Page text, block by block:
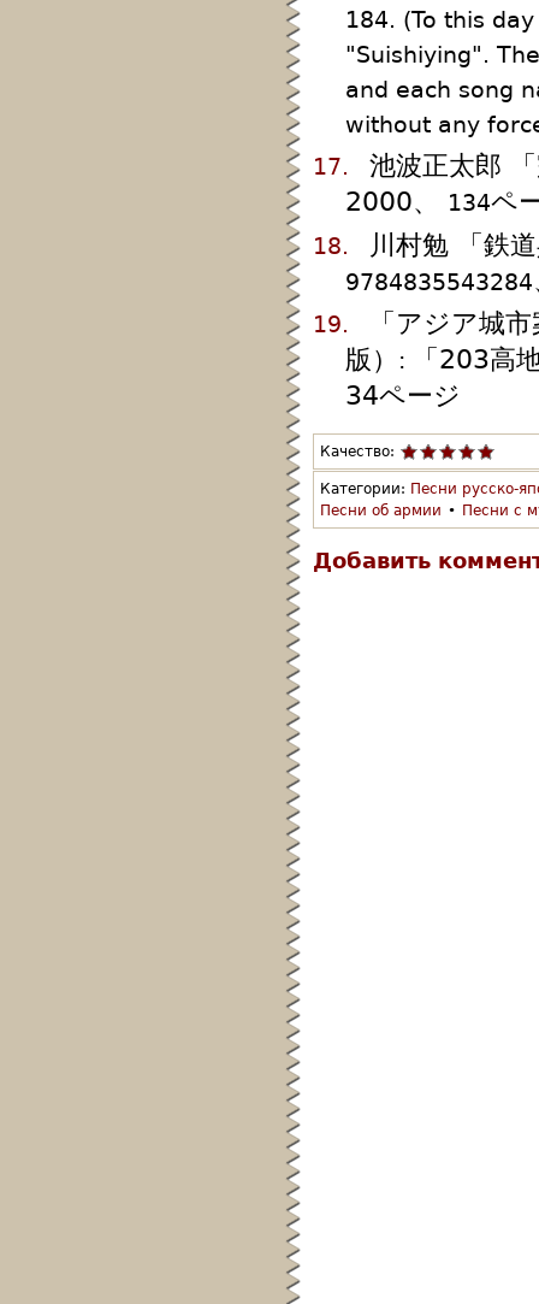
184. (To this
"Suishiying".
and each song
without any
17.
池波正太郎
2000、
134ペ
18. 川村勉 「鉄
9784835543284
19.
「アジア城
版）
:
「203高
34ページ
Качество:
Категории: Песни русско-
Песни об армии • Песни с
Добавить